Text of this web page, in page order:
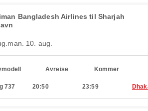
Bangladesh Airlines til Sharjah
man. 10. aug.
Avreise Kommer
737 20:50 23:59